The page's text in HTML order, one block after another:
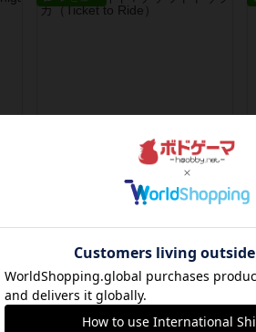
チケットトゥライド / チケットトゥライドアメリカ
デジタルソロプレイ。元祖チケラ
イ？マップがたくさん出てるからど
リプレイ